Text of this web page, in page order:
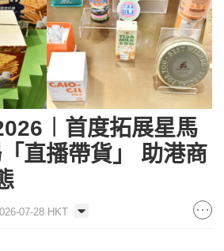
首度拓展星馬
直播帶貨」 助港商
07-28 HKT